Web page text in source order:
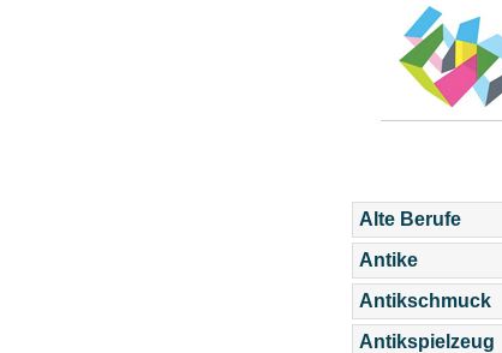
Alte Berufe
Antike
Antikschmuck
Antikspielzeug